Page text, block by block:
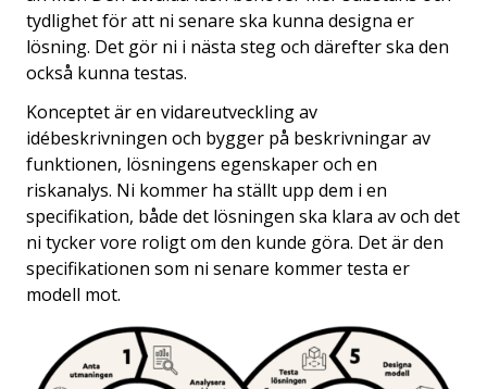
tydlighet för att ni senare ska kunna designa er
lösning. Det gör ni i nästa steg och därefter ska den
också kunna testas.
Konceptet är en vidareutveckling av
idébeskrivningen och bygger på beskrivningar av
funktionen, lösningens egenskaper och en
riskanalys. Ni kommer ha ställt upp dem i en
specifikation, både det lösningen ska klara av och det
ni tycker vore roligt om den kunde göra. Det är den
specifikationen som ni senare kommer testa er
modell mot.